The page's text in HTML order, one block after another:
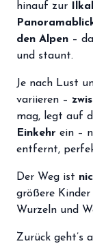
hinauf zur
den Alpen –
und staunt.
Je nach Lust
variieren –
mag, legt auf
Einkehr ein –
entfernt,
Der Weg ist
größere
Wurzeln und
Zurück geht’s